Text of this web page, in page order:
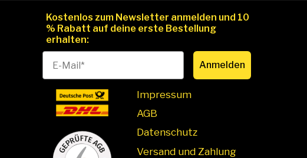
Kostenlos zum Newsletter anmelden und 10
% Rabatt auf deine erste Bestellung
erhalten:
Anmelden
Impressum
AGB
Datenschutz
Versand und Zahlung